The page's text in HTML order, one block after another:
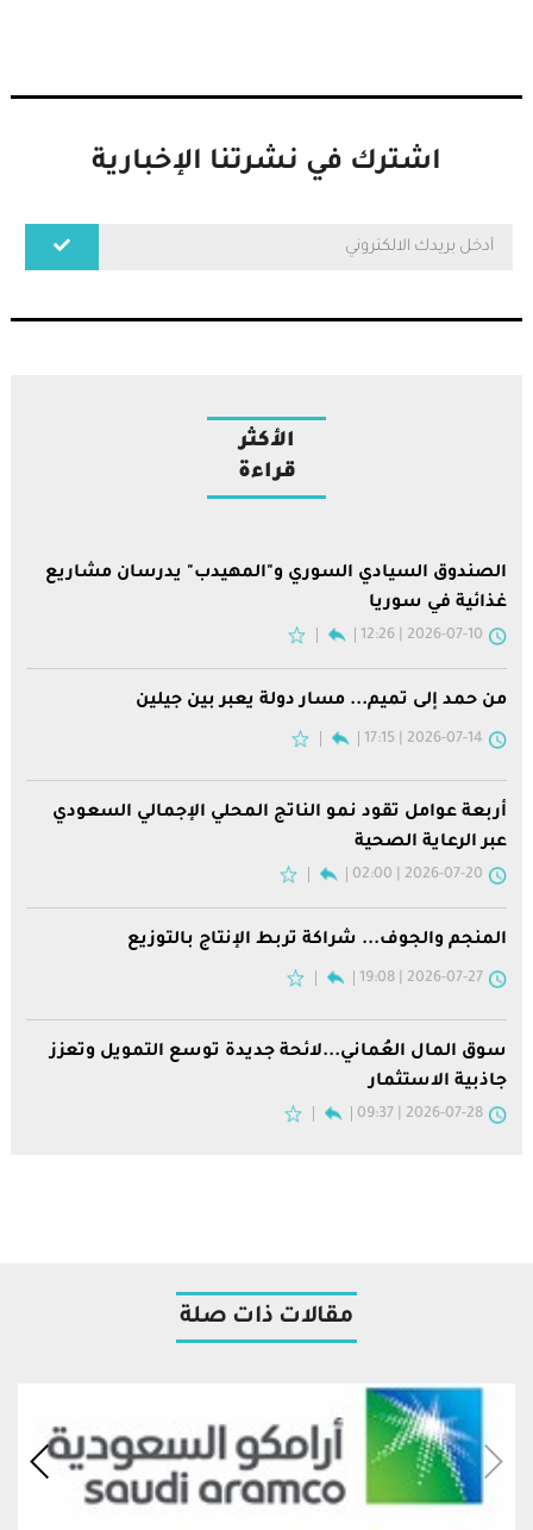
اشترك في نشرتنا الإخبارية
الأكثر
قراءة
الصندوق السيادي السوري و"المهيدب" يدرسان مشاريع
غذائية في سوريا
2026-07-10 | 12:26
من حمد إلى تميم... مسار دولة يعبر بين جيلين
2026-07-14 | 17:15
أربعة عوامل تقود نمو الناتج المحلي الإجمالي السعودي
عبر الرعاية الصحية
2026-07-20 | 02:00
المنجم والجوف... شراكة تربط الإنتاج بالتوزيع
2026-07-27 | 19:08
سوق المال العُماني...لائحة جديدة توسع التمويل وتعزز
جاذبية الاستثمار
2026-07-28 | 09:37
مقالات ذات صلة